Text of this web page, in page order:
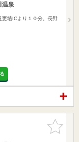
温泉
更埴ICより１０分。長野
お気に入
りに追加